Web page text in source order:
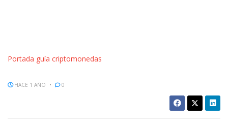
Portada guía criptomonedas
HACE 1 AÑO 0